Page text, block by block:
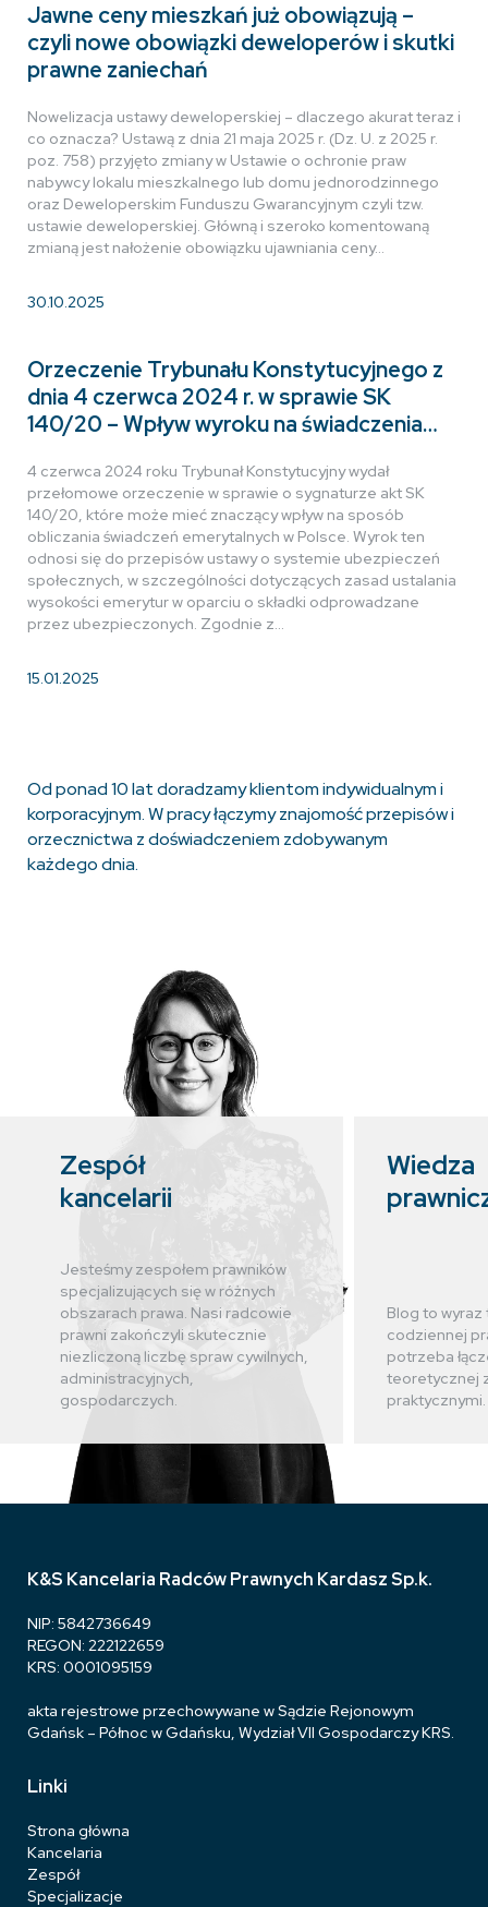
Jawne ceny mieszkań już obowiązują –
czyli nowe obowiązki deweloperów i skutki
prawne zaniechań
Nowelizacja ustawy deweloperskiej – dlaczego akurat teraz i
co oznacza? Ustawą z dnia 21 maja 2025 r. (Dz. U. z 2025 r.
poz. 758) przyjęto zmiany w Ustawie o ochronie praw
nabywcy lokalu mieszkalnego lub domu jednorodzinnego
oraz Deweloperskim Funduszu Gwarancyjnym czyli tzw.
ustawie deweloperskiej. Główną i szeroko komentowaną
zmianą jest nałożenie obowiązku ujawniania ceny…
30.10.2025
Orzeczenie Trybunału Konstytucyjnego z
dnia 4 czerwca 2024 r. w sprawie SK
140/20 – Wpływ wyroku na świadczenia
4 czerwca 2024 roku Trybunał Konstytucyjny wydał
przełomowe orzeczenie w sprawie o sygnaturze akt SK
140/20, które może mieć znaczący wpływ na sposób
obliczania świadczeń emerytalnych w Polsce. Wyrok ten
odnosi się do przepisów ustawy o systemie ubezpieczeń
społecznych, w szczególności dotyczących zasad ustalania
wysokości emerytur w oparciu o składki odprowadzane
przez ubezpieczonych. Zgodnie z…
15.01.2025
Od ponad 10 lat doradzamy klientom indywidualnym i
korporacyjnym. W pracy łączymy znajomość przepisów i
orzecznictwa z doświadczeniem zdobywanym
każdego dnia.
Zespół
kancelarii
Jesteśmy zespołem prawników
specjalizujących się w różnych
obszarach prawa. Nasi radcowie
prawni zakończyli skutecznie
niezliczoną liczbę spraw cywilnych,
administracyjnych,
gospodarczych.
Wiedza
Blog to wyraz
codziennej
potrzeba
teoretycznej
praktycznymi.
K&S Kancelaria Radców Prawnych Kardasz Sp.k.
NIP: 5842736649
REGON: 222122659
KRS: 0001095159
akta rejestrowe przechowywane w Sądzie Rejonowym
Gdańsk – Północ w Gdańsku, Wydział VII Gospodarczy KRS.
Linki
Strona główna
Kancelaria
Zespół
Specjalizacje